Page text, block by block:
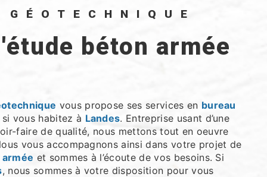
GÉOTECHNIQUE
vous propose ses services en bureau
si vous habitez à Landes. Entreprise usant d’une
faire de qualité, nous mettons tout en oeuvre
vous accompagnons ainsi dans votre projet de
et sommes à l’écoute de vos besoins. Si
, nous sommes à votre disposition pour vous